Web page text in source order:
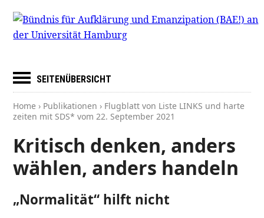
SEITENÜBERSICHT
Home › Publikationen › Flugblatt von Liste LINKS und harte
zeiten mit SDS* vom22. September 2021
Kritisch denken, anders
wählen, anders handeln
„Normalität“ hilft nicht